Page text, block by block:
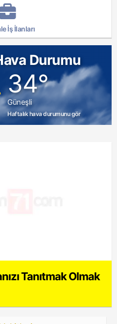
İş İlanları
Durumu
34°
Güneşli
Haftalık hava durumunu gör
Tanıtmak Olmak